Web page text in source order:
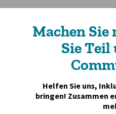
Machen Sie
Sie Teil
Helfen Sie uns,
bringen! Zusammen